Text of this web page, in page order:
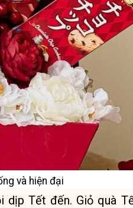
và hiện đại
dịp Tết đến. Giỏ quà